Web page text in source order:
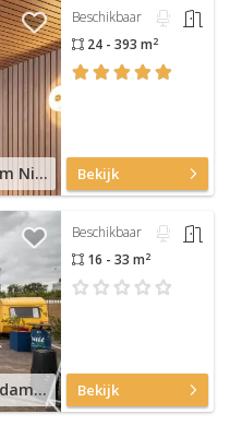
Overschiestraat 65, Amsterdam Nieuw-West
Beschikbaar
24 - 393 m2
Bekijk
Anthony Fokkerweg 3, Amsterdam Nieuw-West
Beschikbaar
16 - 33 m2
Bekijk